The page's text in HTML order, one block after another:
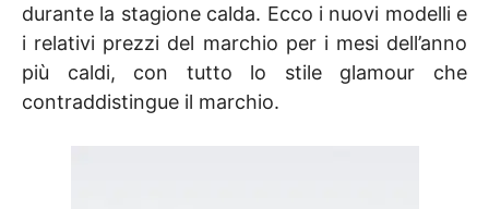
durante la stagione calda. Ecco i nuovi modelli e
i relativi prezzi del marchio per i mesi dell’anno
più caldi, con tutto lo stile glamour che
contraddistingue il marchio.